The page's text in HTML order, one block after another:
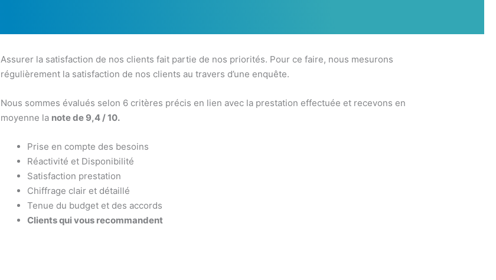
Assurer la satisfaction de nos clients fait partie de nos priorités. Pour ce faire, nous mesurons
régulièrement la satisfaction de nos clients au travers d’une enquête.
Nous sommes évalués selon 6 critères précis en lien avec la prestation effectuée et recevons en
moyenne la note de 9,4 / 10.
Prise en compte des besoins
Réactivité et Disponibilité
Satisfaction prestation
Chiffrage clair et détaillé
Tenue du budget et des accords
Clients qui vous recommandent